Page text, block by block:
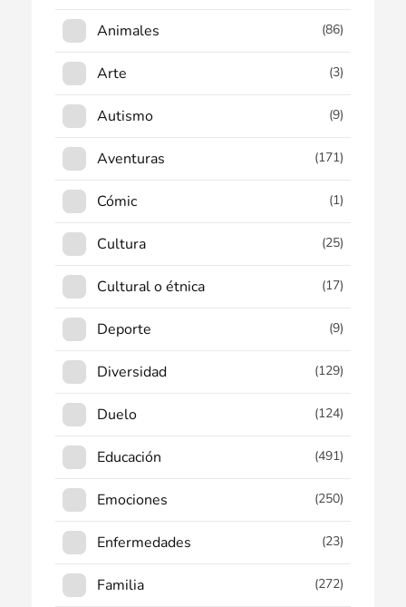
Animales (86)
Arte (3)
Autismo (9)
Aventuras (171)
Cómic (1)
Cultura (25)
Cultural o étnica (17)
Deporte (9)
Diversidad (129)
Duelo (124)
Educación (491)
Emociones (250)
Enfermedades (23)
Familia (272)